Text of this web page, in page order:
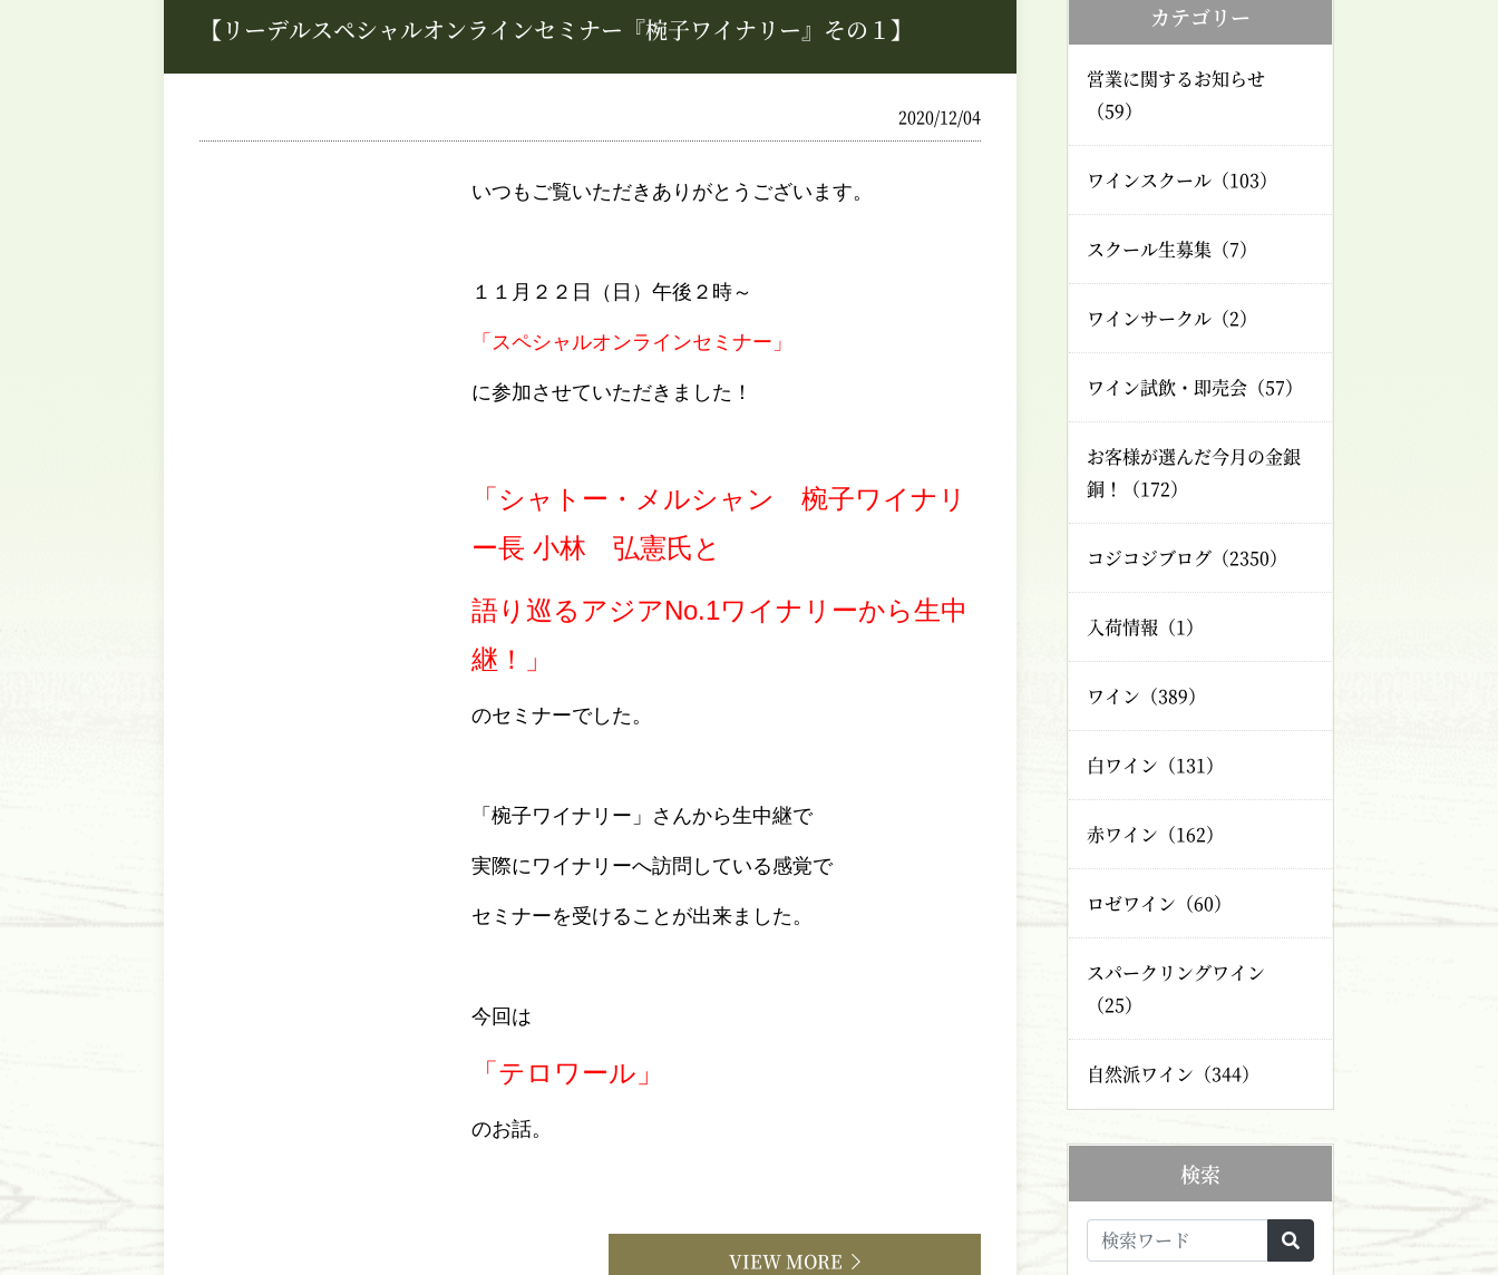
【リーデルスペシャルオンラインセミナー『椀子ワイナリー』その１】
2020/12/04
いつもご覧いただきありがとうございます。
１１月２２日（日）午後２時～
「スペシャルオンラインセミナー」
に参加させていただきました！
「シャトー・メルシャン 椀子ワイナリ
ー長 小林 弘憲氏と
語り巡るアジアNo.1ワイナリーから生中
継！」
のセミナーでした。
「椀子ワイナリー」さんから生中継で
実際にワイナリーへ訪問している感覚で
セミナーを受けることが出来ました。
今回は
「テロワール」
のお話。
VIEW MORE
カテゴリー
営業に関するお知らせ
（59）
ワインスクール（103）
スクール生募集（7）
ワインサークル（2）
ワイン試飲・即売会（57）
お客様が選んだ今月の金銀
銅！（172）
コジコジブログ（2350）
入荷情報（1）
ワイン（389）
白ワイン（131）
赤ワイン（162）
ロゼワイン（60）
スパークリングワイン
（25）
自然派ワイン（344）
検索